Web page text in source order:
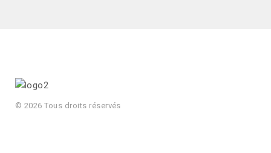
© 2026 Tous droits réservés